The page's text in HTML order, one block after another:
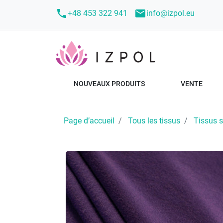
call+48 453 322 941 mailinfo@izpol.eu
NOUVEAUX PRODUITS VENTE
Page d’accueil Tous les tissus Tissus